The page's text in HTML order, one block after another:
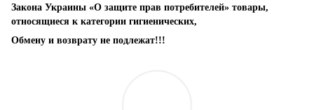
Закона Украины «О защите прав потребителей» товары,
относящиеся к категории гигиенических,
Обмену и возврату не подлежат!!!